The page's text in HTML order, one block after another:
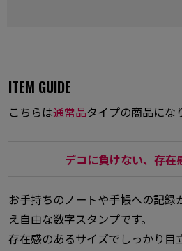
ITEM GUIDE
こちらは通常品タイプの商品にな
デコに負けない、存在
お手持ちのノートや手帳への記録
え自由な数字スタンプです。
存在感のあるサイズでしっかり目